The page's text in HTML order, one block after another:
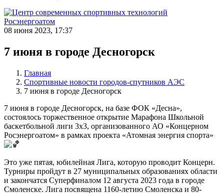
08 июня 2023, 17:37
7 июня в городе Десногорск
Главная
Спортивные новости городов-спутников АЭС
7 июня в городе Десногорск
7 июня в городе Десногорск, на базе ФОК «Десна»,
состоялось торжественное открытие Марафона Школьной
баскетбольной лиги 3х3, организованного АО «Концерном
Росэнергоатом» в рамках проекта «Атомная энергия спорта»
Это уже пятая, юбилейная Лига, которую проводит Концерн.
Турниры пройдут в 27 муниципальных образованиях области
и закончатся Суперфиналом 12 августа 2023 года в городе
Смоленске. Лига посвящена 1160-летию Смоленска и 80-